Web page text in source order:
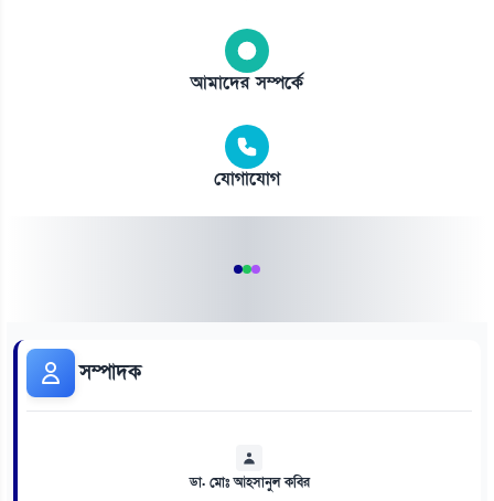
আমাদের সম্পর্কে
যোগাযোগ
সম্পাদক
ডা. মোঃ আহসানুল কবির